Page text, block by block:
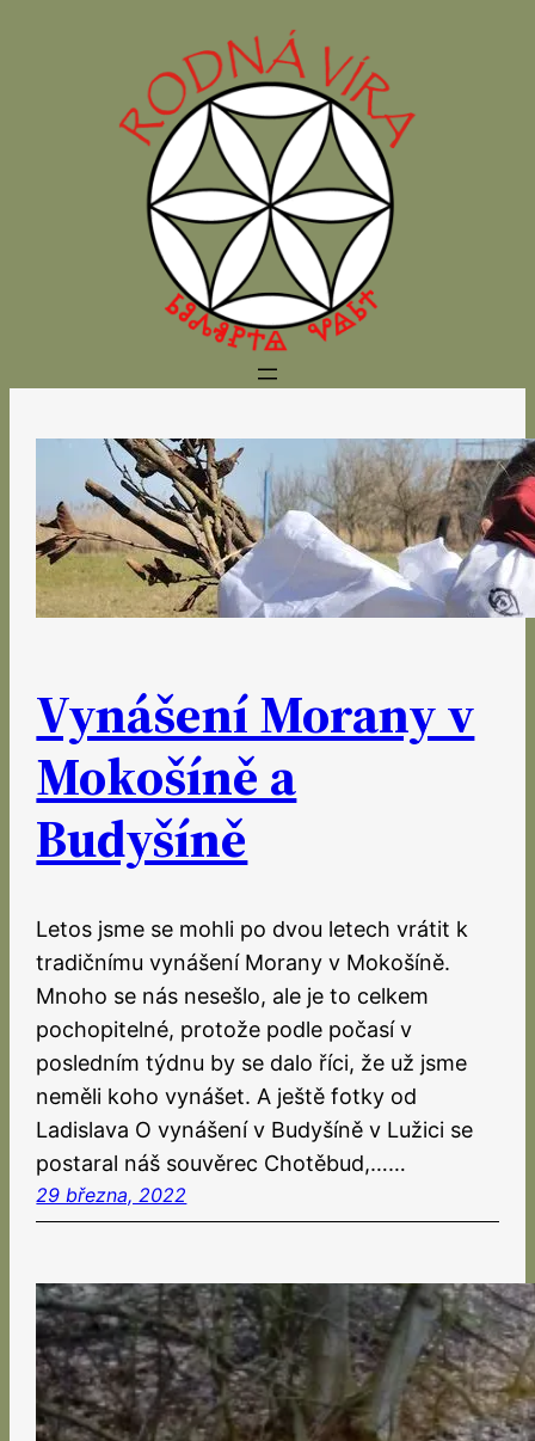
Vynášení Morany v
Mokošíně a
Budyšíně
Letos jsme se mohli po dvou letech vrátit k
tradičnímu vynášení Morany v Mokošíně.
Mnoho se nás nesešlo, ale je to celkem
pochopitelné, protože podle počasí v
posledním týdnu by se dalo říci, že už jsme
neměli koho vynášet. A ještě fotky od
Ladislava O vynášení v Budyšíně v Lužici se
postaral náš souvěrec Chotěbud,……
29 března, 2022